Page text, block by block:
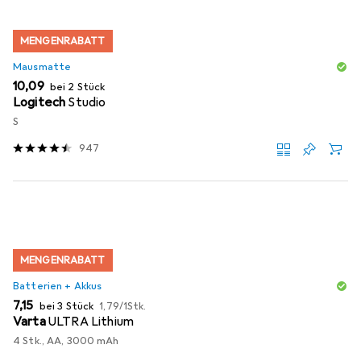
MENGENRABATT
Mausmatte
EUR
10,09 bei 2 Stück
Logitech Studio
S
947
MENGENRABATT
Batterien + Akkus
EUR
7,15 bei 3 Stück EUR
1,79/1Stk.
VartaULTRA Lithium
4 Stk., AA, 3000 mAh